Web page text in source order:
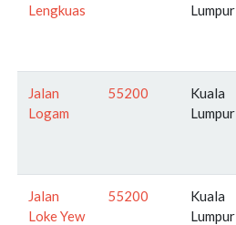
Lengkuas
Lumpur
Jalan
Logam
55200
Kuala
Lumpur
Jalan
Loke Yew
55200
Kuala
Lumpur